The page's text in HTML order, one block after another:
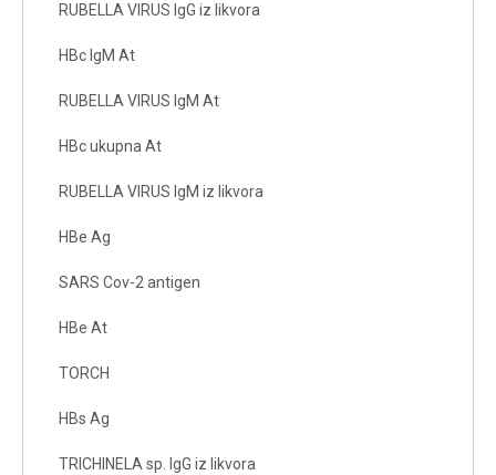
RUBELLA VIRUS IgG iz likvora
HBc IgM At
RUBELLA VIRUS IgM At
HBc ukupna At
RUBELLA VIRUS IgM iz likvora
HBe Ag
SARS Cov-2 antigen
HBe At
TORCH
HBs Ag
TRICHINELA sp. IgG iz likvora